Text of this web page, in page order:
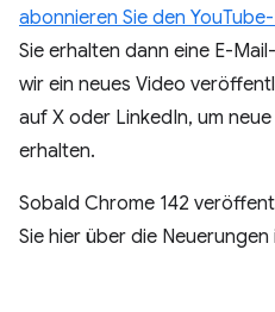
abonnieren Sie den
Sie erhalten dann eine E-
wir ein neues Video
auf X oder LinkedIn, um
erhalten.
Sobald Chrome 142
Sie hier über die Neuerungen